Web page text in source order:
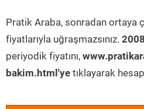
Pratik Araba, sonradan ortaya
fiyatlarıyla uğraşmazsınız.
periyodik fiyatını,
bakim.html'ye tıklayarak